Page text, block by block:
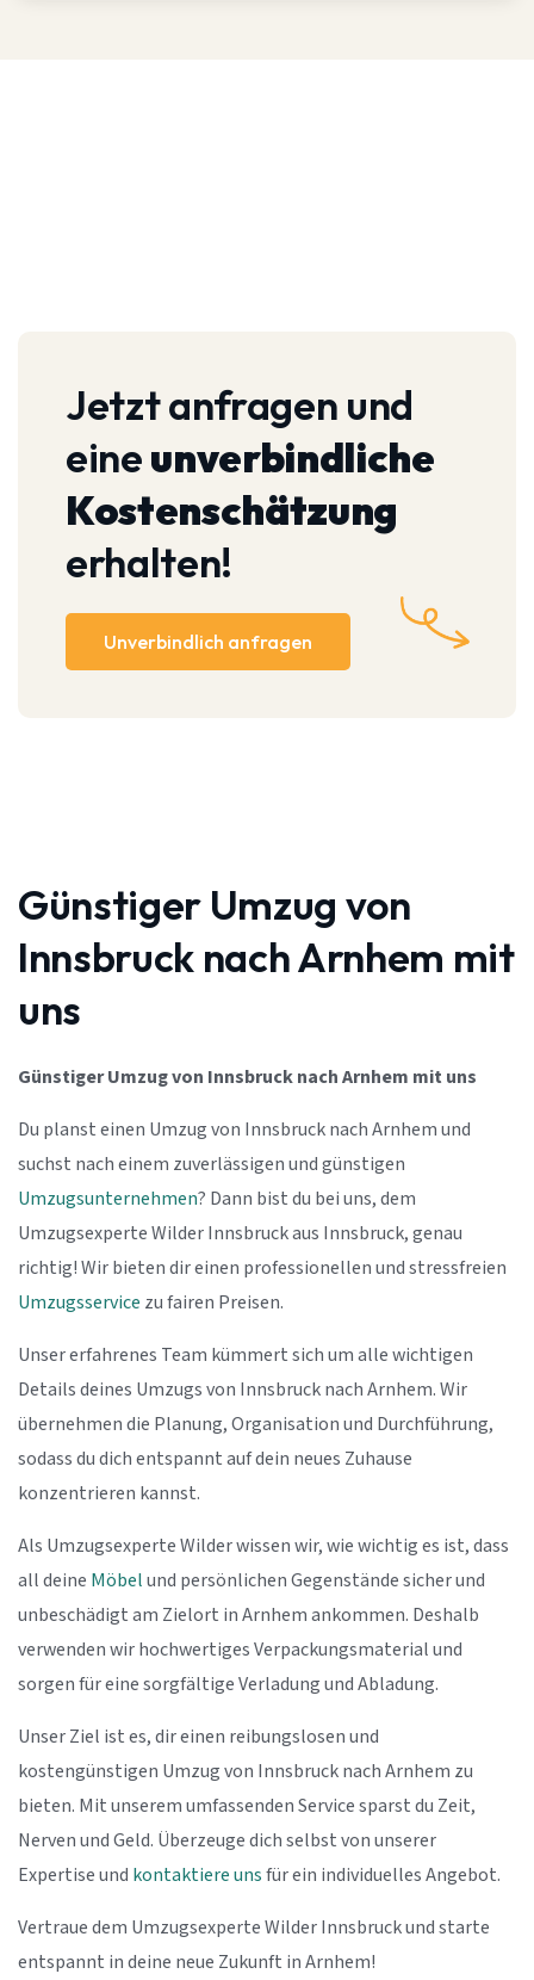
Jetzt anfragen und
eineunverbindliche
Kostenschätzung
erhalten!
Unverbindlich anfragen
Günstiger Umzug von
Innsbruck nach Arnhem mit
uns
Günstiger Umzug von Innsbruck nach Arnhem mit uns
Du planst einen Umzug von Innsbruck nach Arnhem und
suchst nach einem zuverlässigen und günstigen
Umzugsunternehmen? Dann bist du bei uns, dem
Umzugsexperte Wilder Innsbruck aus Innsbruck, genau
richtig! Wir bieten dir einen professionellen und stressfreien
Umzugsservice zu fairen Preisen.
Unser erfahrenes Team kümmert sich um alle wichtigen
Details deines Umzugs von Innsbruck nach Arnhem. Wir
übernehmen die Planung, Organisation und Durchführung,
sodass du dich entspannt auf dein neues Zuhause
konzentrieren kannst.
Als Umzugsexperte Wilder wissen wir, wie wichtig es ist, dass
all deine Möbelund persönlichen Gegenstände sicher und
unbeschädigt am Zielort in Arnhem ankommen. Deshalb
verwenden wir hochwertiges Verpackungsmaterial und
sorgen für eine sorgfältige Verladung und Abladung.
Unser Ziel ist es, dir einen reibungslosen und
kostengünstigen Umzug von Innsbruck nach Arnhem zu
bieten. Mit unserem umfassenden Service sparst du Zeit,
Nerven und Geld. Überzeuge dich selbst von unserer
Expertise und kontaktiere unsfür ein individuelles Angebot.
Vertraue dem Umzugsexperte Wilder Innsbruck und starte
entspannt in deine neue Zukunft in Arnhem!